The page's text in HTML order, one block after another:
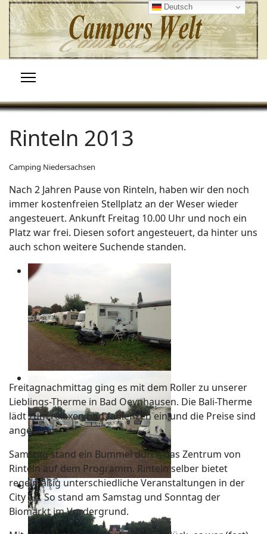
Deutsch
Rinteln 2013
Camping Niedersachsen
Nach 2 Jahren Pause von Rinteln, haben wir den noch
immer kostenfreien Stellplatz an der Weser wieder
angesteuert. Ankunft Freitag 10.00 Uhr und noch ein
Platz war frei. Diesen sofort angesteuert, da hinter uns
auch schon weitere Suchende standen.
Freitagnachmittag ging es mit dem Roller zu unserer
Lieblings-Therme in Bad Oeynhausen. Die Bali-Therme
lädt zum relaxen und faulenzen ein und die Preise sind
angenehm.
Samstag stand ein Bummel durch das Zentrum von
Rinteln auf dem Programm. Rinteln selber bietet
regelmäßig unterschiedliche Veranstaltungen in der
City an. So stand am Samstag und Sonntag der
Biomarkt im Vordergrund.